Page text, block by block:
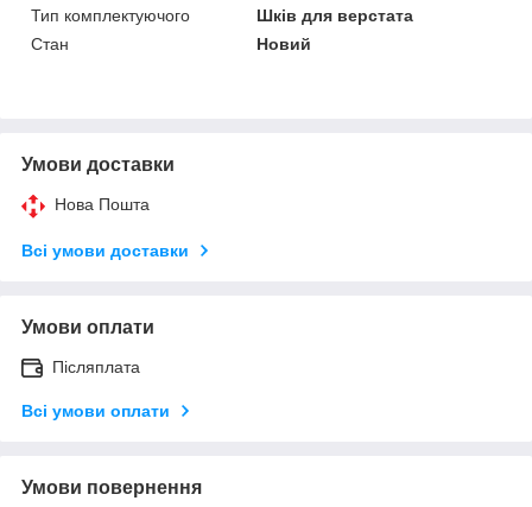
Тип комплектуючого
Шків для верстата
Стан
Новий
Умови доставки
Нова Пошта
Всі умови доставки
Умови оплати
Післяплата
Всі умови оплати
Умови повернення